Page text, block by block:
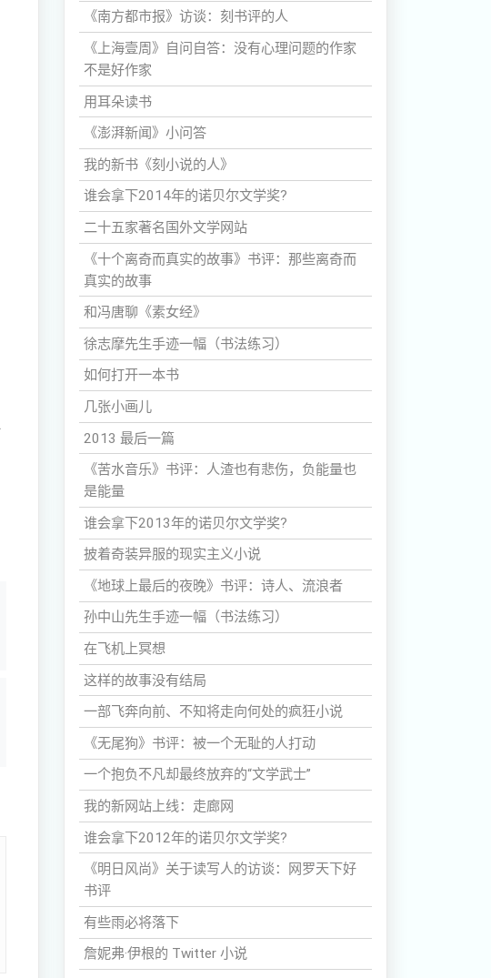
《南方都市报》访谈：刻书评的人
《上海壹周》自问自答：没有心理问题的作家
不是好作家
用耳朵读书
《澎湃新闻》小问答
我的新书《刻小说的人》
谁会拿下2014年的诺贝尔文学奖?
二十五家著名国外文学网站
《十个离奇而真实的故事》书评：那些离奇而
真实的故事
和冯唐聊《素女经》
徐志摩先生手迹一幅（书法练习）
如何打开一本书
几张小画儿
2013 最后一篇
《苦水音乐》书评：人渣也有悲伤，负能量也
是能量
谁会拿下2013年的诺贝尔文学奖?
披着奇装异服的现实主义小说
《地球上最后的夜晚》书评：诗人、流浪者
孙中山先生手迹一幅（书法练习）
在飞机上冥想
这样的故事没有结局
一部飞奔向前、不知将走向何处的疯狂小说
《无尾狗》书评：被一个无耻的人打动
一个抱负不凡却最终放弃的“文学武士”
我的新网站上线：走廊网
谁会拿下2012年的诺贝尔文学奖?
《明日风尚》关于读写人的访谈：网罗天下好
书评
有些雨必将落下
詹妮弗·伊根的 Twitter 小说